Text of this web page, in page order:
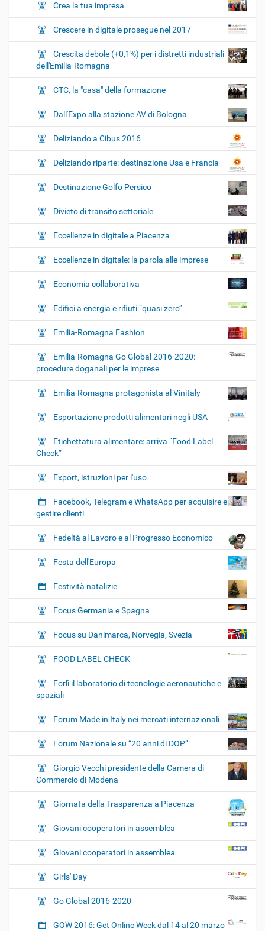
Crea la tua impresa
Crescere in digitale prosegue nel 2017
Crescita debole (+0,1%) per i distretti industriali
dell'Emilia-Romagna
CTC, la "casa" della formazione
Dall'Expo alla stazione AV di Bologna
Deliziando a Cibus 2016
Deliziando riparte: destinazione Usa e Francia
Destinazione Golfo Persico
Divieto di transito settoriale
Eccellenze in digitale a Piacenza
Eccellenze in digitale: la parola alle imprese
Economia collaborativa
Edifici a energia e rifiuti “quasi zero”
Emilia-Romagna Fashion
Emilia-Romagna Go Global 2016-2020:
procedure doganali per le imprese
Emilia-Romagna protagonista al Vinitaly
Esportazione prodotti alimentari negli USA
Etichettatura alimentare: arriva “Food Label
Check”
Export, istruzioni per l'uso
Facebook, Telegram e WhatsApp per acquisire e
gestire clienti
Fedeltà al Lavoro e al Progresso Economico
Festa dell'Europa
Festività natalizie
Focus Germania e Spagna
Focus su Danimarca, Norvegia, Svezia
FOOD LABEL CHECK
Forlì il laboratorio di tecnologie aeronautiche e
spaziali
Forum Made in Italy nei mercati internazionali
Forum Nazionale su “20 anni di DOP”
Giorgio Vecchi presidente della Camera di
Commercio di Modena
Giornata della Trasparenza a Piacenza
Giovani cooperatori in assemblea
Giovani cooperatori in assemblea
Girls' Day
Go Global 2016-2020
GOW 2016: Get Online Week dal 14 al 20 marzo